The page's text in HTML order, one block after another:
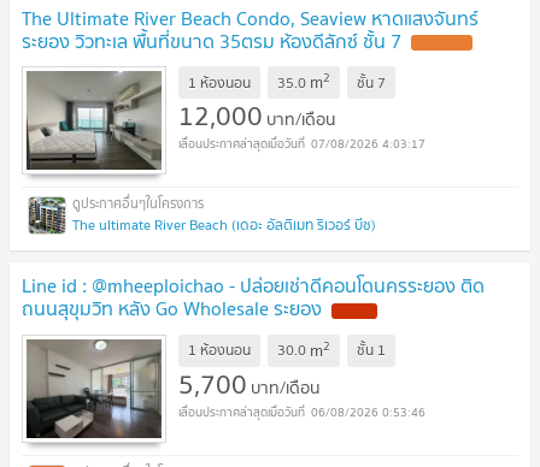
The Ultimate River Beach Condo, Seaview หาดแสงจันทร์
ระยอง วิวทะเล พื้นที่ขนาด 35ตรม ห้องดีลักซ์ ชั้น 7
1 ห้องนอน 35.0 m2 ชั้น 7
12,000 บาท/เดือน
07/08/2026 4:03:17
The ultimate River Beach (เดอะ อัลติเมท ริเวอร์ บีช)
Line id : @mheeploichao - ปล่อยเช่าดีคอนโดนครระยอง ติด
ถนนสุขุมวิท หลัง Go Wholesale ระยอง
1 ห้องนอน 30.0 m2 ชั้น 1
5,700 บาท/เดือน
06/08/2026 0:53:46